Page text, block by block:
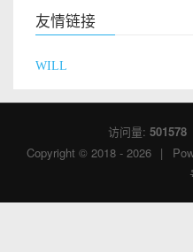
友情链接
WILL
访问量: 501578
Copyright © 2018 - 2026 |